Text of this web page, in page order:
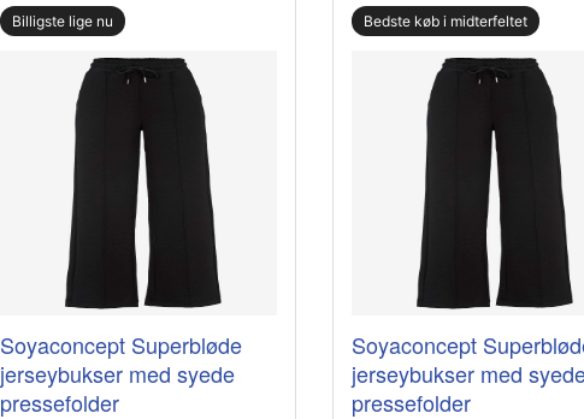
Billigste lige nu
Soyaconcept Superbløde
jerseybukser med syede
pressefolder
Bedste køb i midterfeltet
Soyaconcept
jerseybukser med
pressefolder